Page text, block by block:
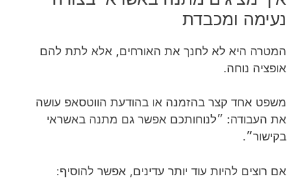
נעימה ומכבדת
המטרה היא לא לחנך את האורחים, אלא לתת להם
אופציה נוחה.
משפט אחד קצר בהזמנה או בהודעת הווטסאפ עושה
את העבודה: ״לנוחותכם אפשר גם מתנה באשראי
בקישור״.
אם רוצים להיות עוד יותר עדינים, אפשר להוסיף: